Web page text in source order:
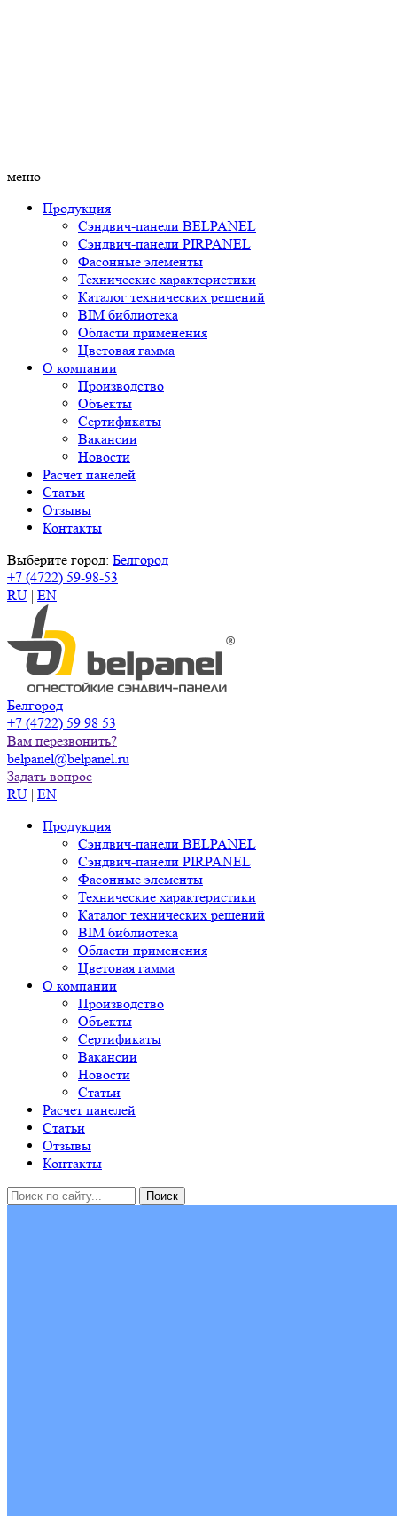
меню
Продукция
Сэндвич-панели BELPANEL
Сэндвич-панели PIRPANEL
Фасонные элементы
Технические характеристики
Каталог технических решений
BIM библиотека
Области применения
Цветовая гамма
О компании
Производство
Объекты
Сертификаты
Вакансии
Новости
Расчет панелей
Статьи
Отзывы
Контакты
Выберите город: Белгород
+7 (4722) 59-98-53
RU | EN
Белгород
+7 (4722) 59 98 53
Вам перезвонить?
belpanel@belpanel.ru
Задать вопрос
RU | EN
Продукция
Сэндвич-панели BELPANEL
Сэндвич-панели PIRPANEL
Фасонные элементы
Технические характеристики
Каталог технических решений
BIM библиотека
Области применения
Цветовая гамма
О компании
Производство
Объекты
Сертификаты
Вакансии
Новости
Статьи
Расчет панелей
Статьи
Отзывы
Контакты